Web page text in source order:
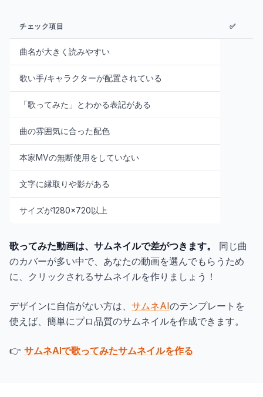
チェック項目 ✅
曲名が大きく読みやすい
歌い手/キャラクターが配置されている
「歌ってみた」とわかる表記がある
曲の雰囲気に合った配色
本家MVの無断使用をしていない
文字に縁取りや影がある
サイズが1280×720以上
歌ってみた動画は、サムネイルで差がつきます。
同じ曲
のカバーが多い中で、あなたの動画を選んでもらうため
に、クリックされるサムネイルを作りましょう！
デザインに自信がない方は、 サムネAIのテンプレートを
使えば、簡単にプロ品質のサムネイルを作成できます。
👉 サムネAIで歌ってみたサムネイルを作る